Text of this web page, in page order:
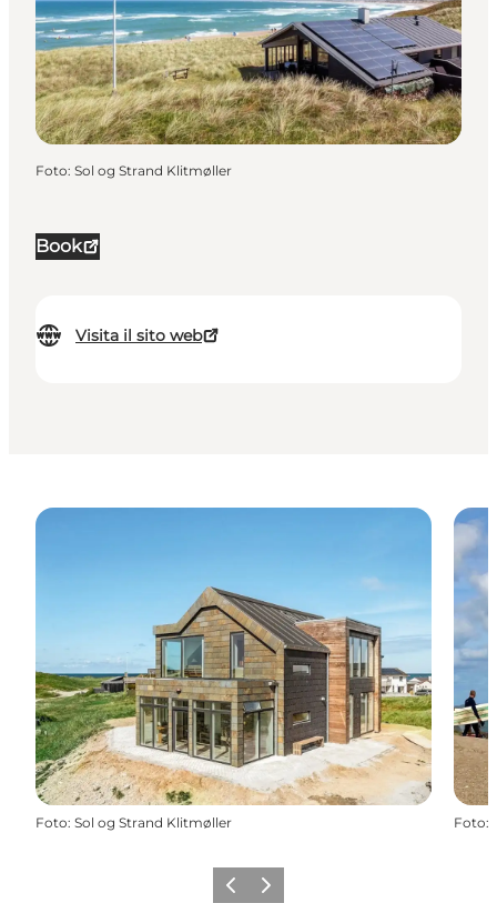
Book
Visita il sito web
Foto: Sol og Strand Klitmøller
Foto: Sol og Strand Klitmøller Foto:
Precedente
Avanti